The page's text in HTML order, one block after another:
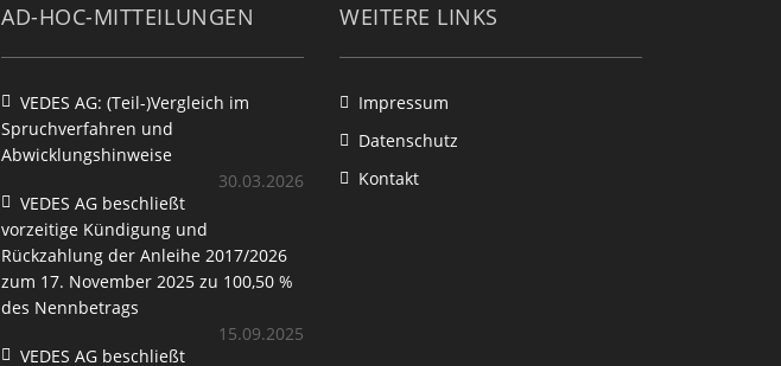
AD-HOC-MITTEILUNGEN
VEDES AG: (Teil-)Vergleich im
Spruchverfahren und
Abwicklungshinweise
30.03.2026
VEDES AG beschließt
vorzeitige Kündigung und
Rückzahlung der Anleihe 2017/2026
zum 17. November 2025 zu 100,50 %
des Nennbetrags
15.09.2025
VEDES AG beschließt
WEITERE LINKS
Impressum
Datenschutz
Kontakt